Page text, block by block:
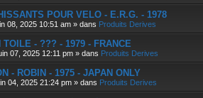
POUR VELO - E.R.G. - 1978
08, 2025 10:51 am » dans Produits Derives
- ??? - 1979 - FRANCE
07, 2025 12:11 pm » dans Produits Derives
- ROBIN - 1975 - JAPAN ONLY
04, 2025 21:24 pm » dans Produits Derives